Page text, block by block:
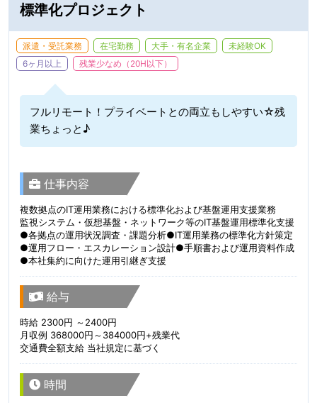
標準化プロジェクト
派遣・受託業務 在宅勤務 大手・有名企業
未経験OK
6ヶ月以上
残業少なめ（20H以下）
フルリモート！プライベートとの両立もしやすい☆残
業ちょっと♪
仕事内容
複数拠点のIT運用業務における標準化および基盤運用支援業務
監視システム・仮想基盤・ネットワーク等のIT基盤運用標準化支援
●各拠点の運用状況調査・課題分析●IT運用業務の標準化方針策定
●運用フロー・エスカレーション設計●手順書および運用資料作成
●本社集約に向けた運用引継ぎ支援
給与
時給 2300円 ～2400円
月収例 368000円～384000円+残業代
交通費全額支給 当社規定に基づく
時間